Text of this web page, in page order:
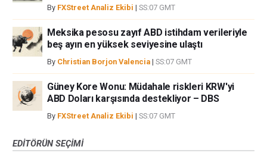
By FXStreet Analiz Ekibi | SS:07 GMT
Meksika pesosu zayıf ABD istihdam verileriyle
beş ayın en yüksek seviyesine ulaştı
By Christian Borjon Valencia | SS:07 GMT
Güney Kore Wonu: Müdahale riskleri KRW'yi
ABD Doları karşısında destekliyor – DBS
By FXStreet Analiz Ekibi | SS:07 GMT
EDITÖRÜN SEÇIMI